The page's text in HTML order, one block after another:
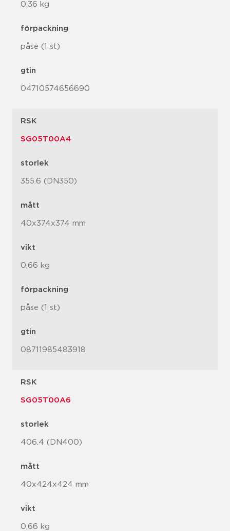
0,36 kg
förpackning
påse (1 st)
gtin
04710574656690
RSK
SG05T00A4
storlek
355.6 (DN350)
mått
40x374x374 mm
vikt
0,66 kg
förpackning
påse (1 st)
gtin
08711985483918
RSK
SG05T00A6
storlek
406.4 (DN400)
mått
40x424x424 mm
vikt
0,66 kg